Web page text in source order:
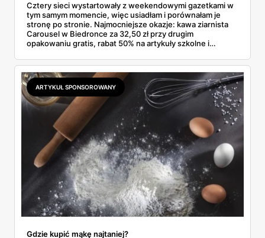
Cztery sieci wystartowały z weekendowymi gazetkami w
tym samym momencie, więc usiadłam i porównałam je
stronę po stronie. Najmocniejsze okazje: kawa ziarnista
Carousel w Biedronce za 32,50 zł przy drugim
opakowaniu gratis, rabat 50% na artykuły szkolne i
2,99 zł za kilogram, ale wyłącznie w sobotę z aplikacją. Aldi
odpowiada masłem za 2,99 zł. Werdykt w skrócie:
najwięcej wyciśniesz z Biedronki, po świeże warzywa jedź
do Aldi.
ARTYKUŁ SPONSOROWANY
Gdzie kupić mąkę najtaniej?